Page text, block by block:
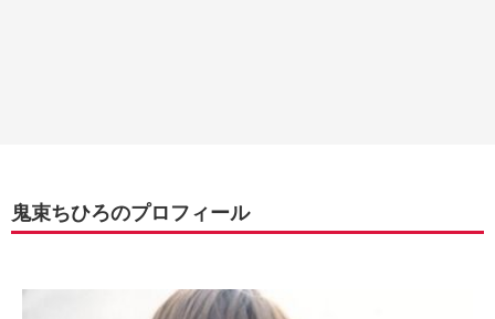
鬼束ちひろのプロフィール